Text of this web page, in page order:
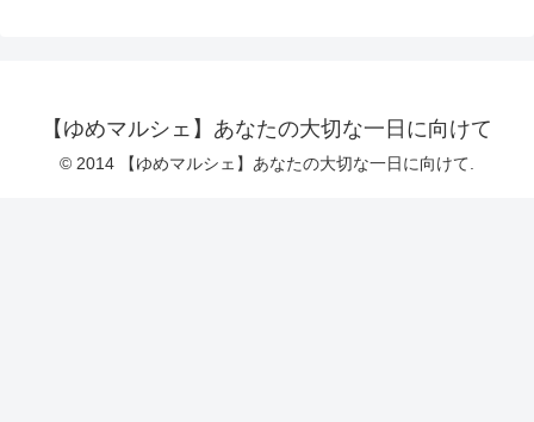
【ゆめマルシェ】あなたの大切な一日に向けて
© 2014 【ゆめマルシェ】あなたの大切な一日に向けて.